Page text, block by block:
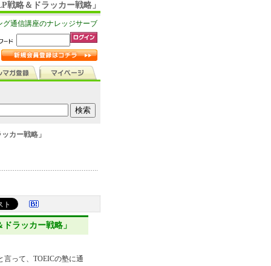
戦略＆ドラッカー戦略」
通信講座のナレッジサーブ
カー戦略」
ラッカー戦略」
言って、TOEICの塾に通